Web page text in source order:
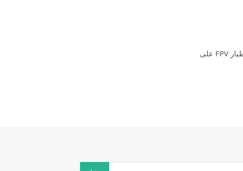
مركبة عسكرية إسرائيلية مغطاة بشبكة للحماية من دوريات الطائرات بدون طيار FPV على